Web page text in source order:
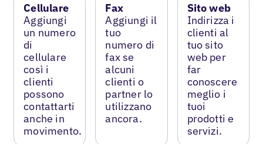
Cellulare
Aggiungi
un numero
di
cellulare
così i
clienti
possono
contattarti
anche in
movimento.
Fax
Aggiungi il
tuo
numero di
fax se
alcuni
clienti o
partner lo
utilizzano
ancora.
Sito web
Indirizza i
clienti al
tuo sito
web per
far
conoscere
meglio i
tuoi
prodotti e
servizi.